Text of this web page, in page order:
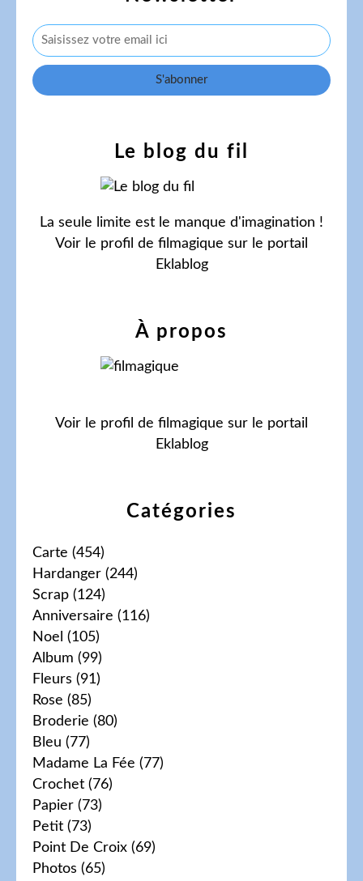
Catégories
Carte (454)
Hardanger (244)
Scrap (124)
Anniversaire (116)
Noel (105)
Album (99)
Fleurs (91)
Rose (85)
Broderie (80)
Bleu (77)
Madame La Fée (77)
Crochet (76)
Papier (73)
Petit (73)
Point De Croix (69)
Photos (65)
Le blog du fil
La seule limite est le manque d'imagination !
Voir le profil de filmagique sur le portail
Eklablog
À propos
Voir le profil de filmagique sur le portail
Eklablog